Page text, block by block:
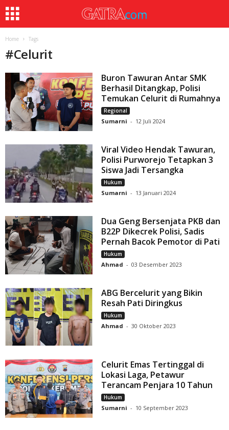
Home Tags
#Celurit
Buron Tawuran Antar SMK
Berhasil Ditangkap, Polisi
Temukan Celurit di Rumahnya
Regional
Sumarni - 12 Juli 2024
Viral Video Hendak Tawuran,
Polisi Purworejo Tetapkan 3
Siswa Jadi Tersangka
Hukum
Sumarni - 13 Januari 2024
Dua Geng Bersenjata PKB dan
B22P Dikecrek Polisi, Sadis
Pernah Bacok Pemotor di Pati
Hukum
Ahmad - 03 Desember 2023
ABG Bercelurit yang Bikin
Resah Pati Diringkus
Hukum
Ahmad - 30 Oktober 2023
Celurit Emas Tertinggal di
Lokasi Laga, Petawur
Terancam Penjara 10 Tahun
Hukum
Sumarni - 10 September 2023